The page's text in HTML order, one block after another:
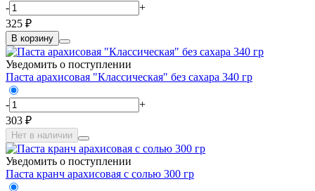
-
+
325 ₽
В корзину
Уведомить о поступлении
Паста арахисовая "Классическая" без сахара 340 гр
-
+
303 ₽
Нет в наличии
Уведомить о поступлении
Паста кранч арахисовая с солью 300 гр